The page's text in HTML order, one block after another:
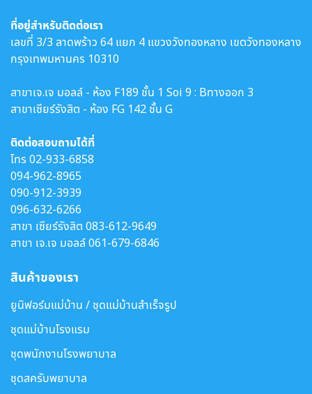
ที่อยู่สำหรับติดต่อเรา
เลขที่ 3/3 ลาดพร้าว 64 แยก 4 แขวงวังทองหลาง เขตวังทองหลาง
กรุงเทพมหานคร 10310
สาขาเจ.เจ มอลล์ - ห้อง F189 ชั้น 1 Soi 9 : Bทางออก 3
สาขาเซียร์รังสิต - ห้อง FG 142 ชั้น G
ติดต่อสอบถามได้ที่
โทร02-933-6858
094-962-8965
090-912-3939
096-632-6266
สาขา เซียร์รังสิต 083-612-9649
สาขา เจ.เจ มอลล์061-679-6846
สินค้าของเรา
ยูนิฟอร์มแม่บ้าน / ชุดแม่บ้านสำเร็จรูป
ชุดแม่บ้านโรงแรม
ชุดพนักงานโรงพยาบาล
ชุดสครับพยาบาล